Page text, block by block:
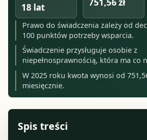
18 lat 751,56 zł
Prawo do świadczenia zależy od
100 punktów potrzeby wsparcia.
Świadczenie przysługuje osobie z
niepełnosprawnością, która ma co
W 2025 roku kwota wynosi od
miesięcznie.
Spis treści